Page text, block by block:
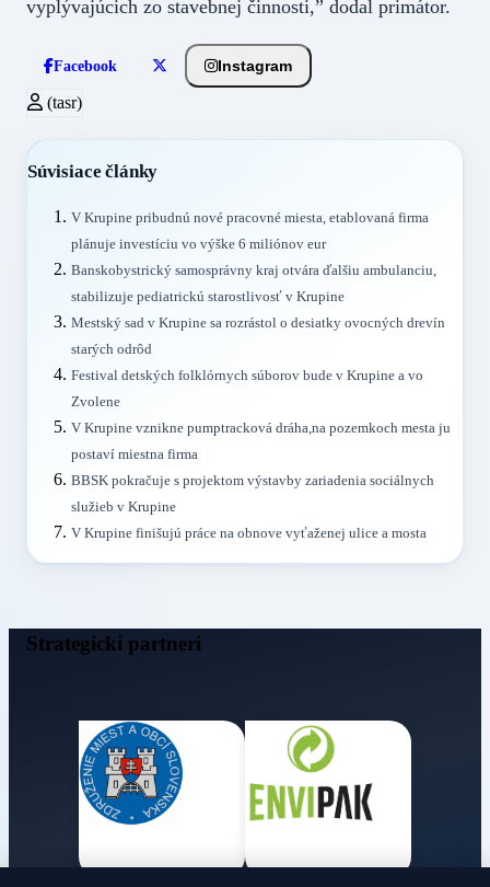
vyplývajúcich zo stavebnej činnosti,” dodal primátor.
Facebook Instagram
(tasr)
Súvisiace články
V Krupine pribudnú nové pracovné miesta, etablovaná firma
plánuje investíciu vo výške 6 miliónov eur
Banskobystrický samosprávny kraj otvára ďalšiu ambulanciu,
stabilizuje pediatrickú starostlivosť v Krupine
Mestský sad v Krupine sa rozrástol o desiatky ovocných drevín
starých odrôd
Festival detských folklórnych súborov bude v Krupine a vo
Zvolene
V Krupine vznikne pumptracková dráha,na pozemkoch mesta ju
postaví miestna firma
BBSK pokračuje s projektom výstavby zariadenia sociálnych
služieb v Krupine
V Krupine finišujú práce na obnove vyťaženej ulice a mosta
Strategickí partneri